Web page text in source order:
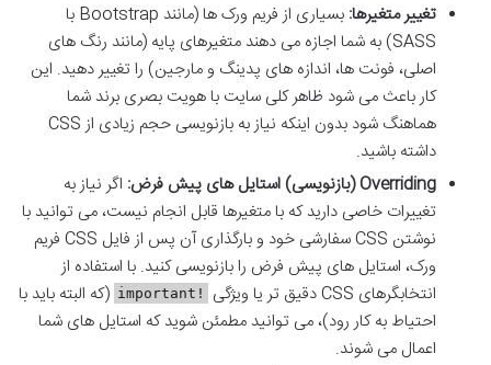
تغییر متغیرها:
بسیاری از فریم ورک ها (مانند Bootstrap با
SASS) به شما اجازه می دهند متغیرهای پایه (مانند رنگ های
اصلی، فونت ها، اندازه های پدینگ و مارجین) را تغییر دهید. این
کار باعث می شود ظاهر کلی سایت با هویت بصری برند شما
هماهنگ شود بدون اینکه نیاز به بازنویسی حجم زیادی از CSS
داشته باشید.
Overriding (بازنویسی) استایل های پیش فرض:
اگر نیاز به
تغییرات خاصی دارید که با متغیرها قابل انجام نیست، می توانید با
نوشتن CSS سفارشی خود و بارگذاری آن پس از فایل CSS فریم
ورک، استایل های پیش فرض را بازنویسی کنید. با استفاده از
انتخابگرهای CSS دقیق تر یا ویژگی
!important
(که البته باید با
احتیاط به کار رود)، می توانید مطمئن شوید که استایل های شما
اعمال می شوند.